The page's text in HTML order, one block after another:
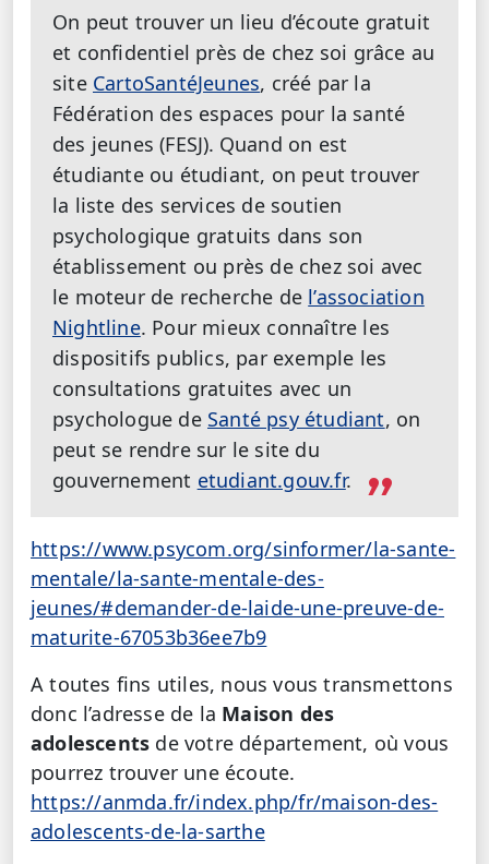
On peut trouver un lieu d’écoute gratuit
et confidentiel près de chez soi grâce au
site CartoSantéJeunes, créé par la
Fédération des espaces pour la santé
des jeunes (FESJ). Quand on est
étudiante ou étudiant, on peut trouver
la liste des services de soutien
psychologique gratuits dans son
établissement ou près de chez soi avec
le moteur de recherche de l’association
Nightline. Pour mieux connaître les
dispositifs publics, par exemple les
consultations gratuites avec un
psychologue de Santé psy étudiant, on
peut se rendre sur le site du
gouvernement etudiant.gouv.fr.
https://www.psycom.org/sinformer/la-sante-
mentale/la-sante-mentale-des-
jeunes/#demander-de-laide-une-preuve-de-
maturite-67053b36ee7b9
A toutes fins utiles, nous vous transmettons
donc l’adresse de la Maison des
adolescents de votre département, où vous
pourrez trouver une écoute.
https://anmda.fr/index.php/fr/maison-des-
adolescents-de-la-sarthe